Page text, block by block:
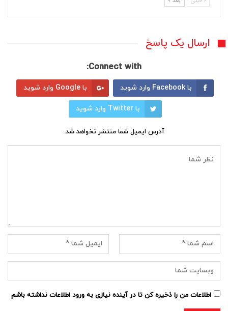
ارسال یک پاسخ
Connect with:
با Facebook وارد شوید با Google وارد شوید
با Twitter وارد شوید
آدرس ایمیل شما منتشر نخواهد شد.
اطلاعات من را ذخیره کن تا در آینده نیازی به ورود اطلاعات نداشته باشم